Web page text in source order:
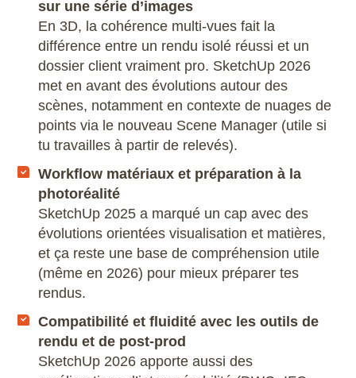
sur une série d’images
En 3D, la cohérence multi-vues fait la
différence entre un rendu isolé réussi et un
dossier client vraiment pro. SketchUp 2026
met en avant des évolutions autour des
scènes, notamment en contexte de nuages de
points via le nouveau Scene Manager (utile si
tu travailles à partir de relevés).
Workflow matériaux et préparation à la
photoréalité
SketchUp 2025 a marqué un cap avec des
évolutions orientées visualisation et matières,
et ça reste une base de compréhension utile
(même en 2026) pour mieux préparer tes
rendus.
Compatibilité et fluidité avec les outils de
rendu et de post-prod
SketchUp 2026 apporte aussi des